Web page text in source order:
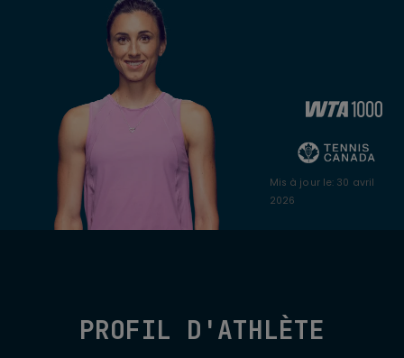
Mis à jour le: 30 avril
2026
PROFIL D'ATHLÈTE